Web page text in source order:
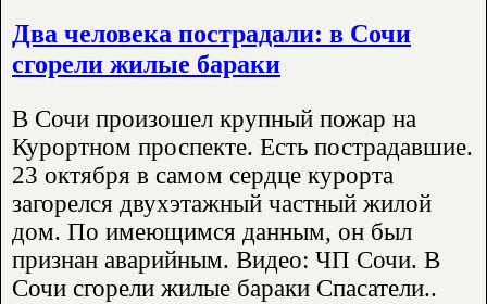
Два человека пострадали: в Сочи
сгорели жилые бараки
В Сочи произошел крупный пожар на
Курортном проспекте. Есть пострадавшие.
23 октября в самом сердце курорта
загорелся двухэтажный частный жилой
дом. По имеющимся данным, он был
признан аварийным. Видео: ЧП Сочи. В
Сочи сгорели жилые бараки Спасатели..